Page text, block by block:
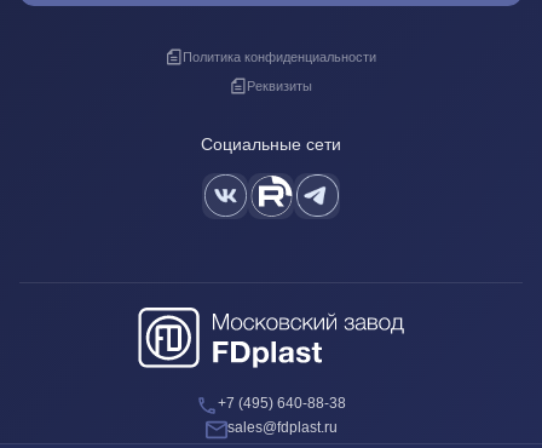
Политика конфиденциальности
Реквизиты
Социальные сети
+7 (495) 640-88-38
sales@fdplast.ru